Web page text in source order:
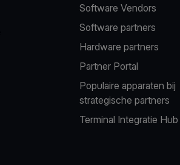
Software Vendors
Software partners
Hardware partners
Partner Portal
Populaire apparaten bij
strategische partners
Terminal Integratie Hub